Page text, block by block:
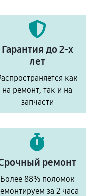
Гарантия до 2-х
лет
как
на ремонт, так и на
запчасти
ремонт
Более 88% поломок
за 2 часа